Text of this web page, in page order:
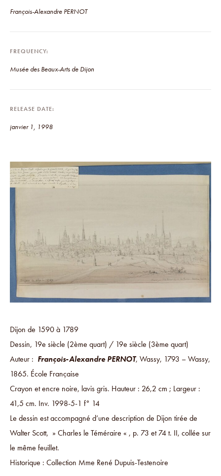
Dijon de 1590 à 1789
Dessin, 19e siècle (2ème quart) / 19e siècle (3ème quart)
Auteur : François-Alexandre PERNOT, Wassy, 1793 – Wassy,
1865. École Française
Crayon et encre noire, lavis gris. Hauteur : 26,2 cm ; Largeur :
41,5 cm. Inv. 1998-5-1 f° 14
Le dessin est accompagné d’une description de Dijon tirée de
Walter Scott, » Charles le Téméraire « , p. 73 et 74 t. II, collée sur
le même feuillet.
Historique : Collection Mme René Dupuis-Testenoire
François-Alexandre PERNOT
FREQUENCY
Musée des Beaux-Arts de Dijon
RELEASE DATE
janvier 1, 1998